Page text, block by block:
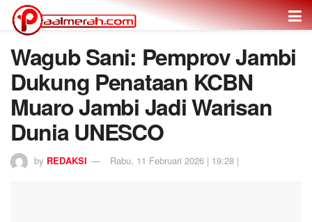
Wagub Sani: Pemprov Jambi
Dukung Penataan KCBN
Muaro Jambi Jadi Warisan
Dunia UNESCO
by REDAKSI Rabu, 11 Februari 2026 | 19:28 |